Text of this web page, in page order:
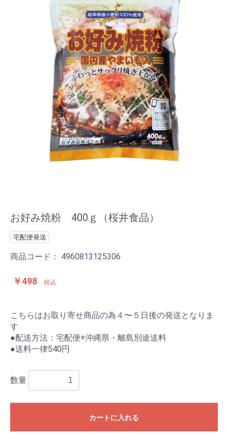
お好み焼粉 400ｇ（桜井食品）
宅配便発送
商品コード： 4960813125306
￥498 税込
こちらはお取り寄せ商品の為４〜５日後の発送となりま
す
●配送方法：宅配便※沖縄県・離島別途送料
●送料一律540円
数量
カートに入れる